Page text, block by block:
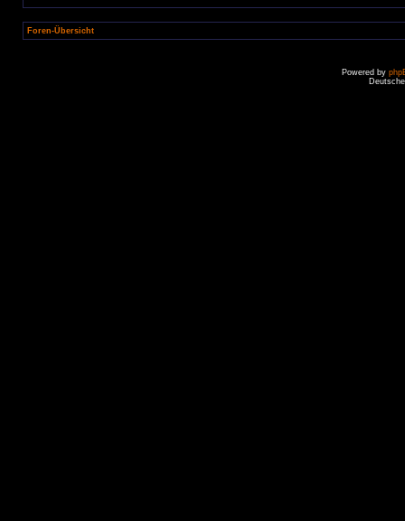
Foren-Übersicht
Powered by